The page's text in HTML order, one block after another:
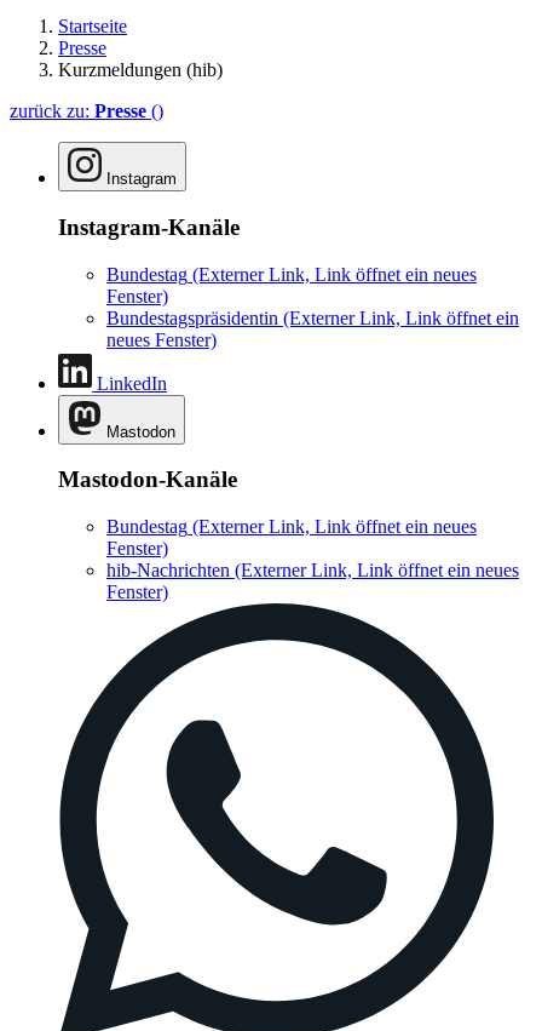
Startseite
Presse
Kurzmeldungen (hib)
zurück zu: Presse ()
Instagram
Instagram-Kanäle
Bundestag (Externer Link, Link öffnet ein neues
Fenster)
Bundestagspräsidentin (Externer Link, Link öffnet ein
neues Fenster)
LinkedIn
Mastodon
Mastodon-Kanäle
Bundestag (Externer Link, Link öffnet ein neues
Fenster)
hib-Nachrichten (Externer Link, Link öffnet ein neues
Fenster)